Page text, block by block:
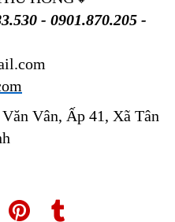
- 0901.870.205 -
Vân, Ấp 41, Xã Tân